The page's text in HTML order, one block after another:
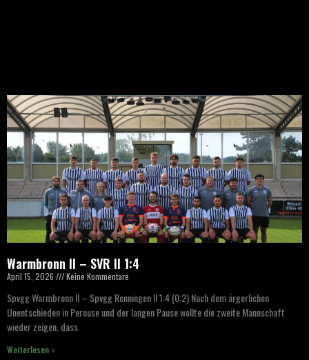
Warmbronn II – SVR II 1:4
April 15, 2026 Keine Kommentare
Spvgg Warmbronn II – Spvgg Renningen II 1:4 (0:2) Nach dem ärgerlichen
Unentschieden in Perouse und der langen Pause wollte die zweite Mannschaft
wieder zeigen, dass
Weiterlesen »